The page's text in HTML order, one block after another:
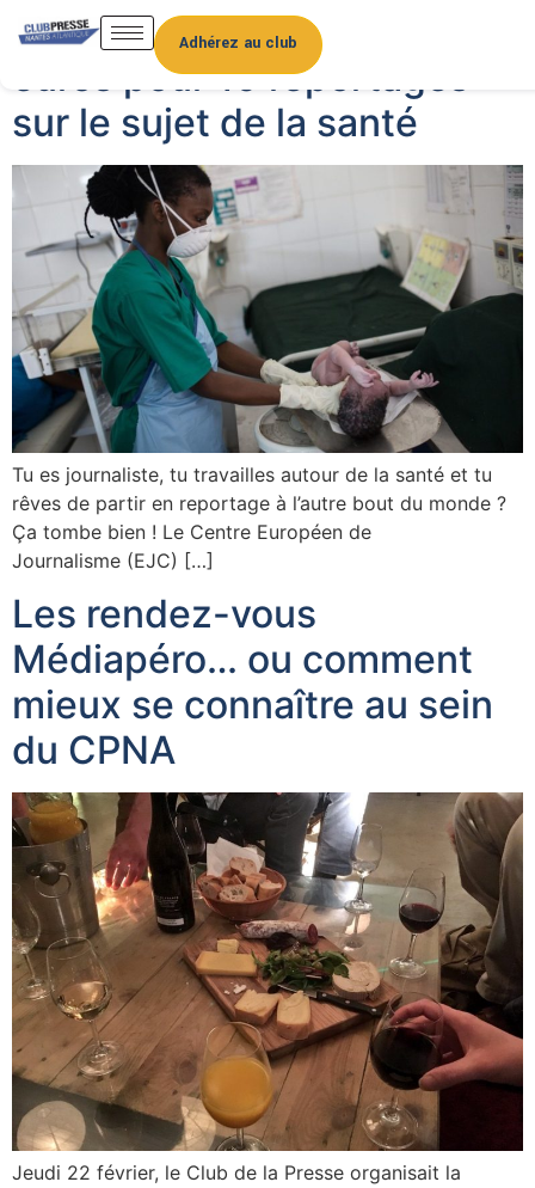
Adhérez au club
Une bourse de 135 000
euros pour 10 reportages
sur le sujet de la santé
Tu es journaliste, tu travailles autour de la santé et tu
rêves de partir en reportage à l’autre bout du monde ?
Ça tombe bien ! Le Centre Européen de
Journalisme (EJC) […]
Les rendez-vous
Médiapéro… ou comment
mieux se connaître au sein
du CPNA
Jeudi 22 février, le Club de la Presse organisait la